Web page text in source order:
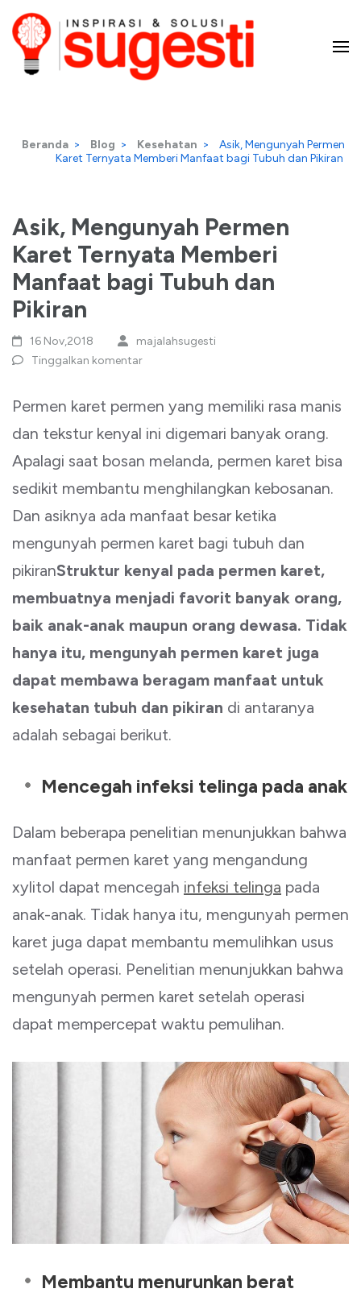
Lompat
ke
konten
Beranda > Blog > Kesehatan >
Asik, Mengunyah Permen
Karet Ternyata Memberi Manfaat bagi Tubuh dan Pikiran
Asik, Mengunyah Permen
Karet Ternyata Memberi
Manfaat bagi Tubuh dan
Pikiran
16 Nov,2018
majalahsugesti
Tinggalkan komentar
Permen karet permen yang memiliki rasa manis
dan tekstur kenyal ini digemari banyak orang.
Apalagi saat bosan melanda, permen karet bisa
sedikit membantu menghilangkan kebosanan.
Dan asiknya ada manfaat besar ketika
mengunyah permen karet bagi tubuh dan
pikiranStruktur kenyal pada permen karet,
membuatnya menjadi favorit banyak orang,
baik anak-anak maupun orang dewasa. Tidak
hanya itu, mengunyah permen karet juga
dapat membawa beragam manfaat untuk
kesehatan tubuh dan pikiran di antaranya
adalah sebagai berikut.
Mencegah infeksi telinga pada anak
Dalam beberapa penelitian menunjukkan bahwa
manfaat permen karet yang mengandung
xylitol dapat mencegah infeksi telinga pada
anak-anak. Tidak hanya itu, mengunyah permen
karet juga dapat membantu memulihkan usus
setelah operasi. Penelitian menunjukkan bahwa
mengunyah permen karet setelah operasi
dapat mempercepat waktu pemulihan.
Membantu menurunkan berat